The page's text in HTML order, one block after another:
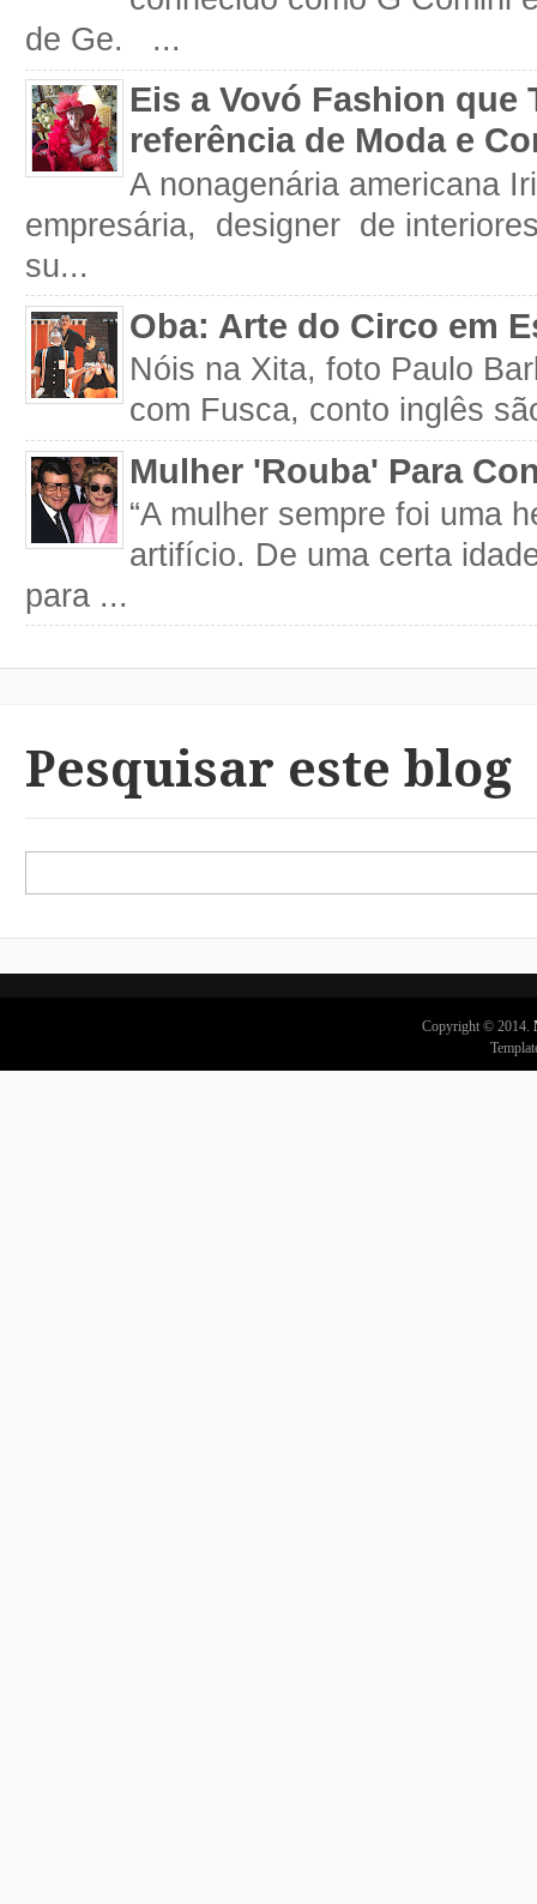
de Ge. ...
Eis a Vovó Fashion que
referência de Moda e
A nonagenária americana
empresária, designer de
su...
Oba: Arte do Circo em
Nóis na Xita, foto Paulo
com Fusca, conto inglês
Mulher 'Rouba' Para
“A mulher sempre foi uma
artifício. De uma certa
para ...
Pesquisar este blog
Copyright © 2014.